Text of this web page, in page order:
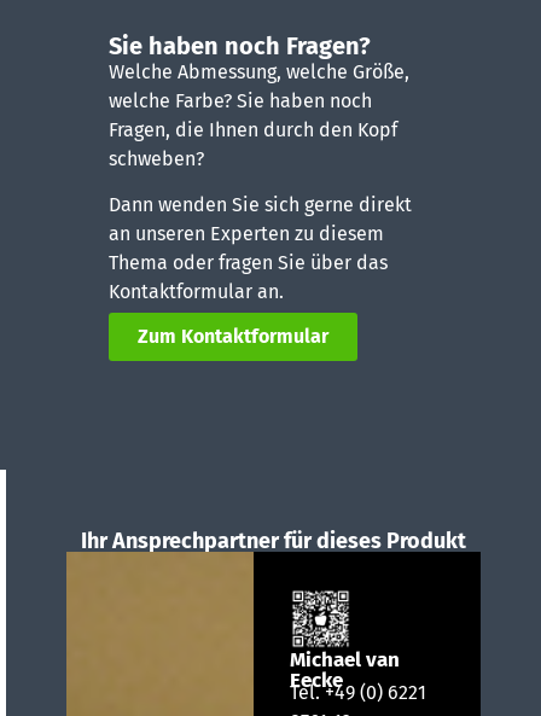
Sie haben noch Fragen?
Welche Abmessung, welche Größe,
welche Farbe? Sie haben noch
Fragen, die Ihnen durch den Kopf
schweben?
Dann wenden Sie sich gerne direkt
an unseren Experten zu diesem
Thema oder fragen Sie über das
Kontaktformular an.
Zum Kontaktformular
Ihr Ansprechpartner für dieses Produkt
Michael van
Eecke
Tel.+49 (0) 6221